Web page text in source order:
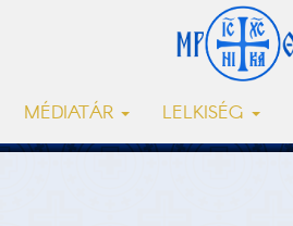
MÉDIATÁR LELKISÉG